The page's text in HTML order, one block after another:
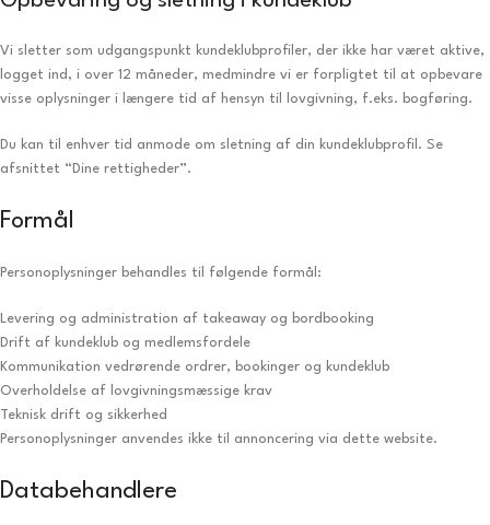
Vi sletter som udgangspunkt kundeklubprofiler, der ikke har været aktive,
logget ind, i over 12 måneder, medmindre vi er forpligtet til at opbevare
visse oplysninger i længere tid af hensyn til lovgivning, f.eks. bogføring.
Du kan til enhver tid anmode om sletning af din kundeklubprofil. Se
afsnittet “Dine rettigheder”.
Formål
Personoplysninger behandles til følgende formål:
Levering og administration af takeaway og bordbooking
Drift af kundeklub og medlemsfordele
Kommunikation vedrørende ordrer, bookinger og kundeklub
Overholdelse af lovgivningsmæssige krav
Teknisk drift og sikkerhed
Personoplysninger anvendes ikke til annoncering via dette website.
Databehandlere